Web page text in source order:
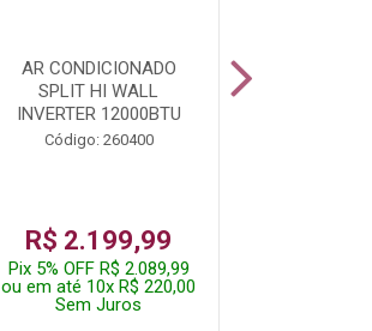
AR CONDICIONADO
SPLIT HI WALL
INVERTER 12000BTU
Código: 260400
R$ 2.199,99
Pix 5% OFF R$ 2.089,99
ou em até 10x R$ 220,00
Sem Juros